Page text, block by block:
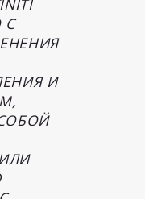
С
И